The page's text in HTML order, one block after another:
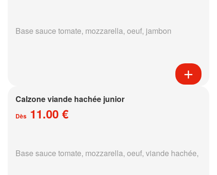
Base sauce tomate, mozzarella, oeuf, jambon
Calzone viande hachée junior
Dès 11.00 €
Base sauce tomate, mozzarella, oeuf, viande hachée,